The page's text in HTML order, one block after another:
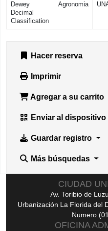
Dewey
Decimal
Classification
Agronomia
Hacer reserva
Imprimir
Agregar a su carrito
Enviar al dispositivo
Guardar registro
Más búsquedas
CIUDAD
Av. Toribio de
Urbanización La Florida del
Numero
OFICINA